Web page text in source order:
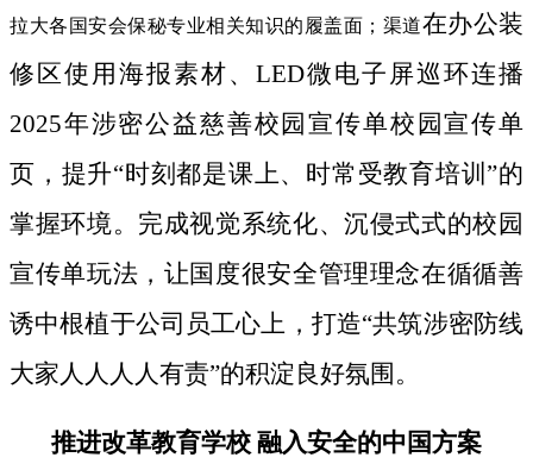
拉大各国安会保秘专业相关知识的履盖面；渠道在办公装
修区使用海报素材、LED微电子屏巡环连播
2025年涉密公益慈善校园宣传单校园宣传单
页，提升“时刻都是课上、时常受教育培训”的
掌握环境。完成视觉系统化、沉侵式式的校园
宣传单玩法，让国度很安全管理理念在循循善
诱中根植于公司员工心上，打造“共筑涉密防线
大家人人人人有责”的积淀良好氛围。
推进改革教育学校 融入安全的中国方案